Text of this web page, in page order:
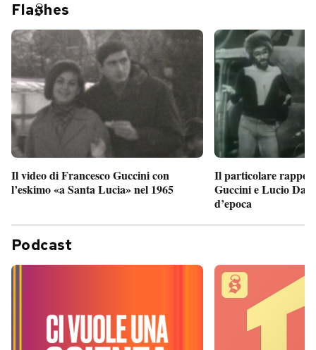
Fla hes
Il video di Francesco Guccini con
l’eskimo «a Santa Lucia» nel 1965
Il particolare
Guccini e Lucio
d’epoca
Podcast